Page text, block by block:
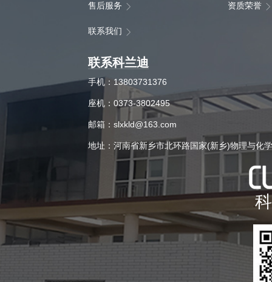
售后服务 资质荣誉
联系我们
联系科兰迪
手机：13803731376
座机：0373-3802495
邮箱：slxkld@163.com
地址：河南省新乡市北环路国家(新乡)物理与化